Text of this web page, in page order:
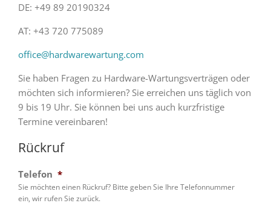
DE: +49 89 20190324
AT: +43 720 775089
office@hardwarewartung.com
Sie haben Fragen zu Hardware-Wartungsverträgen oder
möchten sich informieren? Sie erreichen uns täglich von
9 bis 19 Uhr. Sie können bei uns auch kurzfristige
Termine vereinbaren!
Rückruf
Telefon *
Sie möchten einen Rückruf? Bitte geben Sie Ihre Telefonnummer
ein, wir rufen Sie zurück.